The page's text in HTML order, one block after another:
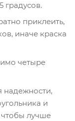
градусов.
приклеить,
иначе краска
четыре
надежности,
и
чтобы лучше